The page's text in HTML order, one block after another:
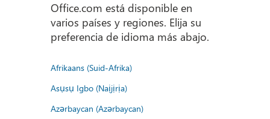
Office.com está disponible en
varios países y regiones. Elija su
preferencia de idioma más abajo.
Afrikaans (Suid-Afrika)
Asụsụ Igbo (Naịjịrịa)
Azərbaycan (Azərbaycan)